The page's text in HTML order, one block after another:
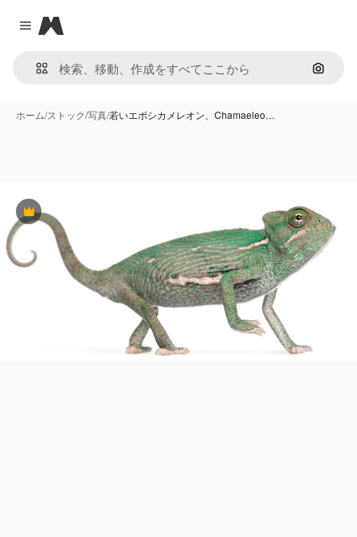
Close menu
Magnific
画像で
ホーム/ストック/写真/若いエボシカメレオン、Chamaeleo…
Premium